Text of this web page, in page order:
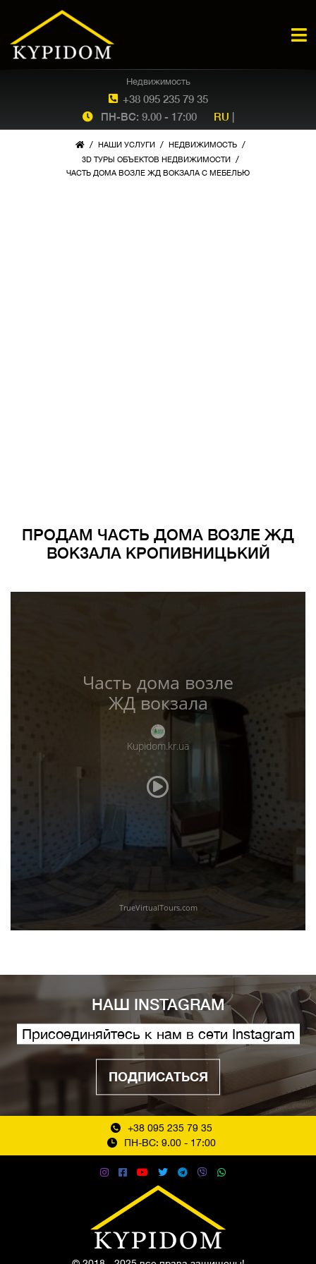
+38 095 235 79 35
Недвижимость
ПН-ВС: 9.00 - 17:00 RU |
/ НАШИ УСЛУГИ / НЕДВИЖИМОСТЬ /
3D ТУРЫ ОБЪЕКТОВ НЕДВИЖИМОСТИ /
ЧАСТЬ ДОМА ВОЗЛЕ ЖД ВОКЗАЛА С МЕБЕЛЬЮ
ПРОДАМ ЧАСТЬ ДОМА ВОЗЛЕ ЖД
ВОКЗАЛА КРОПИВНИЦЬКИЙ
НАШ INSTAGRAM
Присоединяйтесь к нам в сети Instagram
ПОДПИСАТЬСЯ
+38 095 235 79 35
ПН-ВС: 9.00 - 17:00